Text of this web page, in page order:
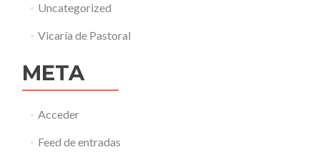
Uncategorized
Vicaría de Pastoral
META
Acceder
Feed de entradas